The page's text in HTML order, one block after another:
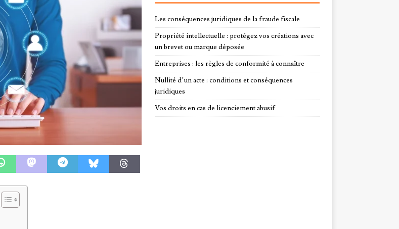
Les conséquences juridiques de la fraude fiscale
Propriété intellectuelle : protégez vos créations avec
un brevet ou marque déposée
Entreprises : les règles de conformité à connaître
Nullité d’un acte : conditions et conséquences
juridiques
Vos droits en cas de licenciement abusif